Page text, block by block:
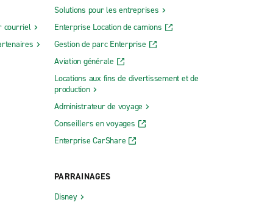
courriel
Solutions pour les entreprises
Enterprise Location de camions
Gestion de parc Enterprise
Aviation générale
Locations aux fins de divertissement et de
production
Administrateur de voyage
Conseillers en voyages
Enterprise CarShare
PARRAINAGES
Disney